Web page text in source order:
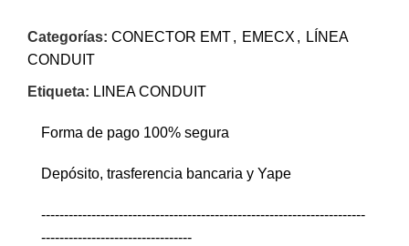
Categorías: CONECTOR EMT, EMECX , LÍNEA
CONDUIT
Etiqueta: LINEA CONDUIT
Forma de pago 100% segura
Depósito, trasferencia bancaria y Yape
-----------------------------------------------------------------------
---------------------------------